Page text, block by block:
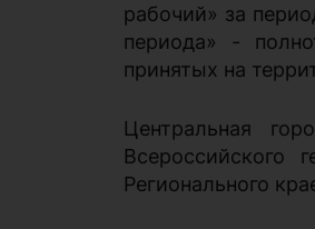
рабочий» за
периода» -
принятых на
Центральная
Всероссийского
Регионального